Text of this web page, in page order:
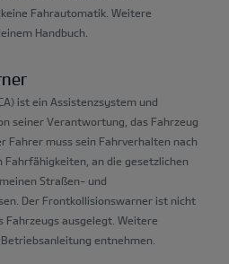
Fahrautomatik. Weitere
Handbuch.
ist ein Assistenzsystem und
seiner Verantwortung, das Fahrzeug
Fahrer muss sein Fahrverhalten nach
Fahrfähigkeiten, an die gesetzlichen
Straßen- und
Der Frontkollisionswarner ist nicht
Fahrzeugs ausgelegt. Weitere
entnehmen.